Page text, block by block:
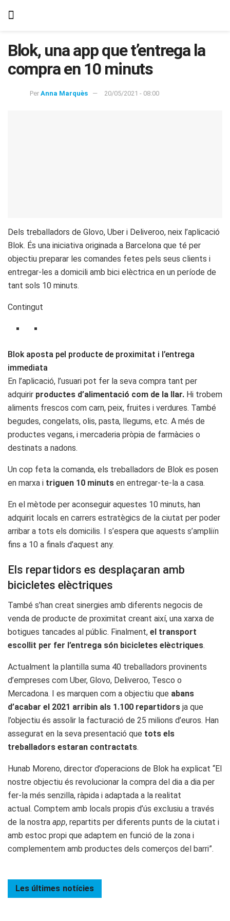
Blok, una app que t’entrega la
compra en 10 minuts
Per Anna Marquès 20/05/2021 - 08:00
Dels treballadors de Glovo, Uber i Deliveroo, neix l’aplicació
Blok. És una iniciativa originada a Barcelona que té per
objectiu preparar les comandes fetes pels seus clients i
entregar-les a domicili amb bici elèctrica en un període de
tant sols 10 minuts.
Contingut
Blok aposta pel producte de proximitat i l’entrega
immediata
En l’aplicació, l’usuari pot fer la seva compra tant per
adquirir productes d’alimentació com de la llar. Hi trobem
aliments frescos com carn, peix, fruites i verdures. També
begudes, congelats, olis, pasta, llegums, etc. A més de
productes vegans, i mercaderia pròpia de farmàcies o
destinats a nadons.
Un cop feta la comanda, els treballadors de Blok es posen
en marxa i triguen 10 minuts en entregar-te-la a casa.
En el mètode per aconseguir aquestes 10 minuts, han
adquirit locals en carrers estratègics de la ciutat per poder
arribar a tots els domicilis. I s’espera que aquests s’ampliïn
fins a 10 a finals d’aquest any.
Els repartidors es desplaçaran amb
bicicletes elèctriques
També s’han creat sinergies amb diferents negocis de
venda de producte de proximitat creant així, una xarxa de
botigues tancades al públic. Finalment, el transport
escollit per fer l’entrega són bicicletes elèctriques.
Actualment la plantilla suma 40 treballadors provinents
d’empreses com Uber, Glovo, Deliveroo, Tesco o
Mercadona. I es marquen com a objectiu que abans
d’acabar el 2021 arribin als 1.100 repartidors ja que
l’objectiu és assolir la facturació de 25 milions d’euros. Han
assegurat en la seva presentació que tots els
treballadors estaran contractats.
Hunab Moreno, director d’operacions de Blok ha explicat “El
nostre objectiu és revolucionar la compra del dia a dia per
fer-la més senzilla, ràpida i adaptada a la realitat
actual. Comptem amb locals propis d’ús exclusiu a través
de la nostra app, repartits per diferents punts de la ciutat i
amb estoc propi que adaptem en funció de la zona i
complementem amb productes dels comerços del barri”.
Les últimes notícies